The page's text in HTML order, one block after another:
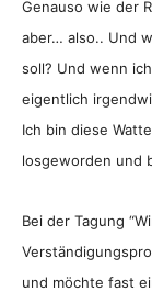
Genauso wie der
aber… also.. Und
soll? Und wenn
eigentlich
Ich bin diese
losgeworden und
Bei der Tagung
und möchte fast